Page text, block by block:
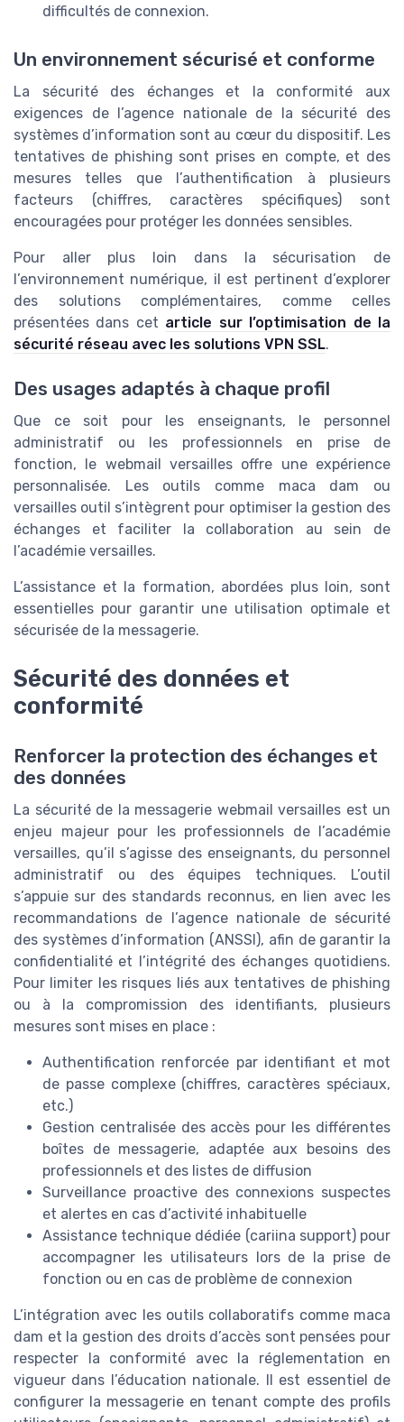
difficultés de connexion.
Un environnement sécurisé et conforme
La sécurité des échanges et la conformité aux
exigences de l’agence nationale de la sécurité des
systèmes d’information sont au cœur du dispositif. Les
tentatives de phishing sont prises en compte, et des
mesures telles que l’authentification à plusieurs
facteurs (chiffres, caractères spécifiques) sont
encouragées pour protéger les données sensibles.
Pour aller plus loin dans la sécurisation de
l’environnement numérique, il est pertinent d’explorer
des solutions complémentaires, comme celles
présentées dans cet article sur l’optimisation de la
sécurité réseau avec les solutions VPN SSL.
Des usages adaptés à chaque profil
Que ce soit pour les enseignants, le personnel
administratif ou les professionnels en prise de
fonction, le webmail versailles offre une expérience
personnalisée. Les outils comme maca dam ou
versailles outil s’intègrent pour optimiser la gestion des
échanges et faciliter la collaboration au sein de
l’académie versailles.
L’assistance et la formation, abordées plus loin, sont
essentielles pour garantir une utilisation optimale et
sécurisée de la messagerie.
Sécurité des données et
conformité
Renforcer la protection des échanges et
des données
La sécurité de la messagerie webmail versailles est un
enjeu majeur pour les professionnels de l’académie
versailles, qu’il s’agisse des enseignants, du personnel
administratif ou des équipes techniques. L’outil
s’appuie sur des standards reconnus, en lien avec les
recommandations de l’agence nationale de sécurité
des systèmes d’information (ANSSI), afin de garantir la
confidentialité et l’intégrité des échanges quotidiens.
Pour limiter les risques liés aux tentatives de phishing
ou à la compromission des identifiants, plusieurs
mesures sont mises en place :
Authentification renforcée par identifiant et mot
de passe complexe (chiffres, caractères spéciaux,
etc.)
Gestion centralisée des accès pour les différentes
boîtes de messagerie, adaptée aux besoins des
professionnels et des listes de diffusion
Surveillance proactive des connexions suspectes
et alertes en cas d’activité inhabituelle
Assistance technique dédiée (cariina support) pour
accompagner les utilisateurs lors de la prise de
fonction ou en cas de problème de connexion
L’intégration avec les outils collaboratifs comme maca
dam et la gestion des droits d’accès sont pensées pour
respecter la conformité avec la réglementation en
vigueur dans l’éducation nationale. Il est essentiel de
configurer la messagerie en tenant compte des profils